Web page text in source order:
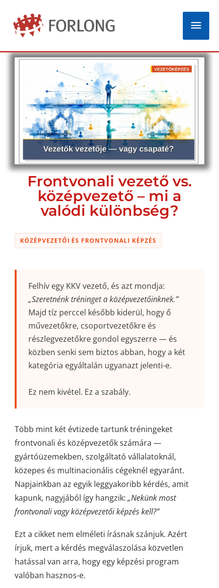
content
Frontvonali vezető vs.
középvezető – mi a
valódi különbség?
KÖZÉPVEZETŐI ÉS FRONTVONALI KÉPZÉS
Felhív egy KKV vezető, és azt mondja:
„Szeretnénk tréninget a középvezetőinknek.”
Majd tíz perccel később kiderül, hogy ő
művezetőkre, csoportvezetőkre és
részlegvezetőkre gondol egyszerre — és
közben senki sem biztos abban, hogy a két
kategória egyáltalán ugyanazt jelenti-e.
Ez nem kivétel. Ez a szabály.
Több mint két évtizede tartunk tréningeket
frontvonali és középvezetők számára —
gyártóüzemekben, szolgáltató vállalatoknál,
közepes és multinacionális cégeknél egyaránt.
Napjainkban az egyik leggyakoribb kérdés, amit
kapunk, nagyjából így hangzik: „Nekünk most
frontvonali vagy középvezetői képzés kell?”
Ezt a cikket nem elméleti írásnak szánjuk. Azért
írjuk, mert a kérdés megválaszolása közvetlen
hatással van arra, hogy egy képzési program
valóban hasznos-e.